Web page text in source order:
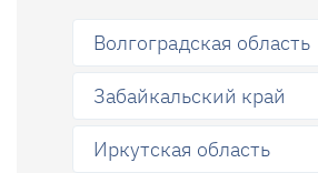
Волгоградская область
Забайкальский край
Иркутская область